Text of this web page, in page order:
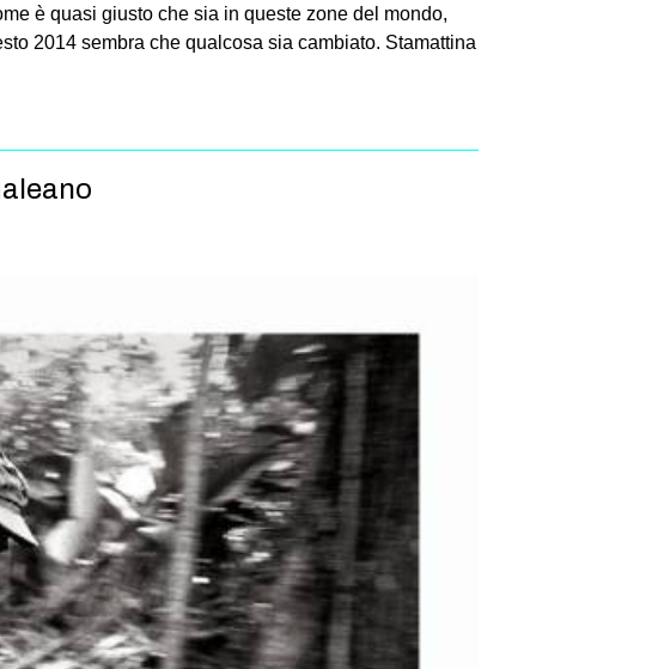
è quasi giusto che sia in queste zone del mondo,
2014 sembra che qualcosa sia cambiato. Stamattina